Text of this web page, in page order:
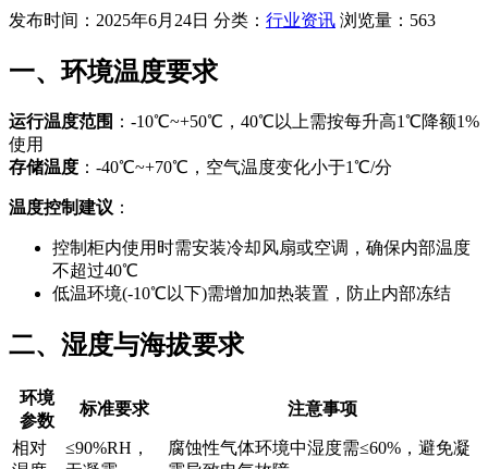
发布时间：2025年6月24日 分类： 行业资讯 浏览量：563
一、环境温度要求
运行温度范围 ：-10℃~+50℃，40℃以上需按每升高1℃降额1%
使用
存储温度 ：-40℃~+70℃，空气温度变化小于1℃/分
温度控制建议 ：
控制柜内使用时需安装冷却风扇或空调，确保内部温度
不超过40℃
低温环境(-10℃以下)需增加加热装置，防止内部冻结
二、湿度与海拔要求
环境
参数
标准要求 注意事项
相对
≤90%RH，
腐蚀性气体环境中湿度需≤60%，避免凝